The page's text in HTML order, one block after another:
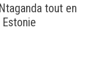
tout en